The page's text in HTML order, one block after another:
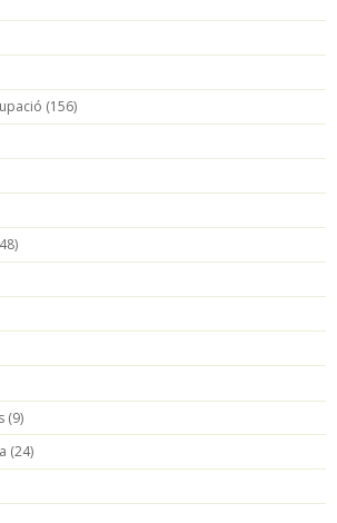
(156)
(9)
(24)